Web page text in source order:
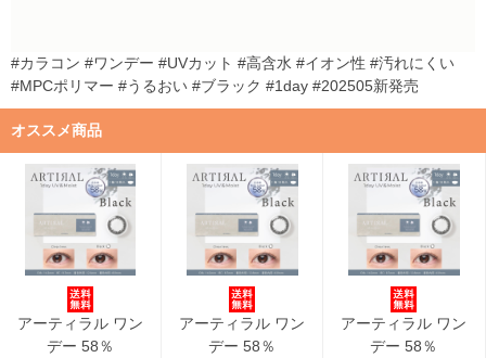
#カラコン #ワンデー #UVカット #高含水 #イオン性 #汚れにくい
#MPCポリマー #うるおい #ブラック #1day #202505新発売
オススメ商品
アーティラル ワン
デー 58％
アーティラル ワン
デー 58％
アーティラル ワン
デー 58％